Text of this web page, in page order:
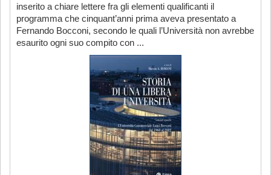
inserito a chiare lettere fra gli elementi qualificanti il
programma che cinquant’anni prima aveva presentato a
Fernando Bocconi, secondo le quali l’Università non avrebbe
esaurito ogni suo compito con ...